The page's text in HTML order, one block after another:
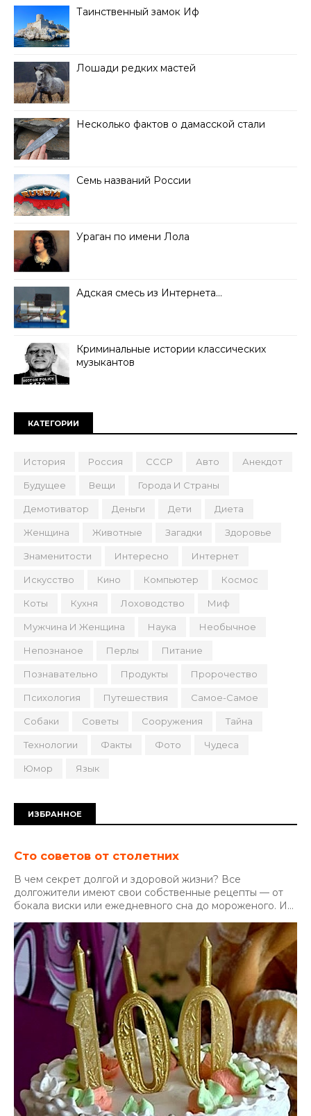
Таинственный замок Иф
Лошади редких мастей
Несколько фактов о дамасской стали
Семь названий России
Ураган по имени Лола
Адская смесь из Интернета…
Криминальные истории классических
музыкантов
КАТЕГОРИИ
История Россия СССР Авто Анекдот
Будущее Вещи Города И Страны
Демотиватор Деньги Дети Диета
Женщина Животные Загадки Здоровье
Знаменитости Интересно Интернет
Искусство Кино Компьютер Космос
Коты Кухня Лоховодство Миф
Мужчина И Женщина Наука Необычное
Непознаное Перлы Питание
Познавательно Продукты Пророчество
Психология Путешествия Самое-Самое
Собаки Советы Сооружения Тайна
Технологии Факты Фото Чудеса
Юмор Язык
ИЗБРАННОЕ
Сто советов от столетних
В чем секрет долгой и здоровой жизни? Все
долгожители имеют свои собственные рецепты — от
бокала виски или ежедневного сна до мороженого. И...